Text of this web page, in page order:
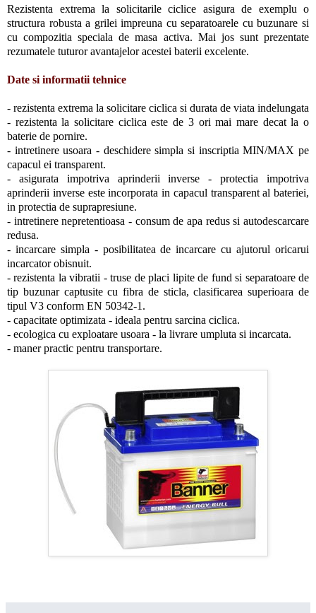
Rezistenta extrema la solicitarile ciclice asigura de exemplu o
structura robusta a grilei impreuna cu separatoarele cu buzunare si
cu compozitia speciala de masa activa. Mai jos sunt prezentate
rezumatele tuturor avantajelor acestei baterii excelente.
Date si informatii tehnice
- rezistenta extrema la solicitare ciclica si durata de viata indelungata
- rezistenta la solicitare ciclica este de 3 ori mai mare decat la o
baterie de pornire.
- intretinere usoara - deschidere simpla si inscriptia MIN/MAX pe
capacul ei transparent.
- asigurata impotriva aprinderii inverse - protectia impotriva
aprinderii inverse este incorporata in capacul transparent al bateriei,
in protectia de suprapresiune.
- intretinere nepretentioasa - consum de apa redus si autodescarcare
redusa.
- incarcare simpla - posibilitatea de incarcare cu ajutorul oricarui
incarcator obisnuit.
- rezistenta la vibratii - truse de placi lipite de fund si separatoare de
tip buzunar captusite cu fibra de sticla, clasificarea superioara de
tipul V3 conform EN 50342-1.
- capacitate optimizata - ideala pentru sarcina ciclica.
- ecologica cu exploatare usoara - la livrare umpluta si incarcata.
- maner practic pentru transportare.